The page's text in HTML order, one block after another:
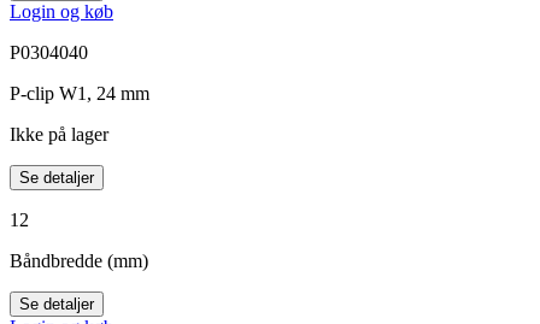
Login og køb
P0304040
P-clip W1, 24 mm
Ikke på lager
Se detaljer
12
Båndbredde (mm)
Se detaljer